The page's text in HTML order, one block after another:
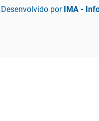
Desenvolvido por IMA -